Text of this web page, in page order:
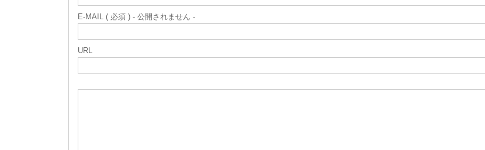
E-MAIL ( 必須 ) - 公開されません -
URL